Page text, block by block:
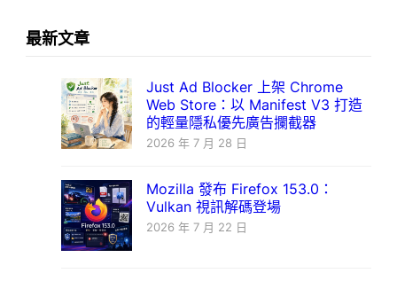
最新文章
Just Ad Blocker 上架 Chrome
Web Store：以 Manifest V3 打造
的輕量隱私優先廣告攔截器
2026 年 7 月 28 日
Mozilla 發布 Firefox 153.0：
Vulkan 視訊解碼登場
2026 年 7 月 22 日